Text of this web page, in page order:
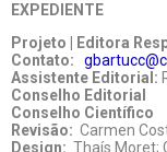
EXPEDIENTE
Projeto | Editora
Contato:
Assistente Editorial:
Conselho Editorial
Conselho Científico
Revisão: Carmen
Design: Thaís Moret;